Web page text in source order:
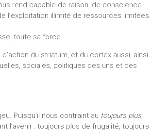
rend capable de raison, de conscience.
l’exploitation illimité de ressources limitées.
toute sa force.
du striatum, et du cortex aussi, ainsi
sociales, politiques des uns et des
Puisqu’il nous contraint au toujours plus,
l’avenir : toujours plus de frugalité, toujours